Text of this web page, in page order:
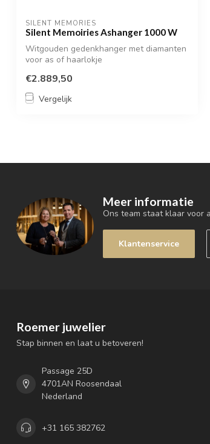
SILENT MEMORIES
Silent Memoiries Ashanger 1000 W
Witgouden gedenkhanger met diamanten
voor as of haarlokje
€2.889,50
Vergelijk
Meer informatie
Ons team staat klaar voor
Klantenservice
Roemer juwelier
Stap binnen en laat u betoveren!
Passage 25D
4701AN Roosendaal
Nederland
+31 165 382762